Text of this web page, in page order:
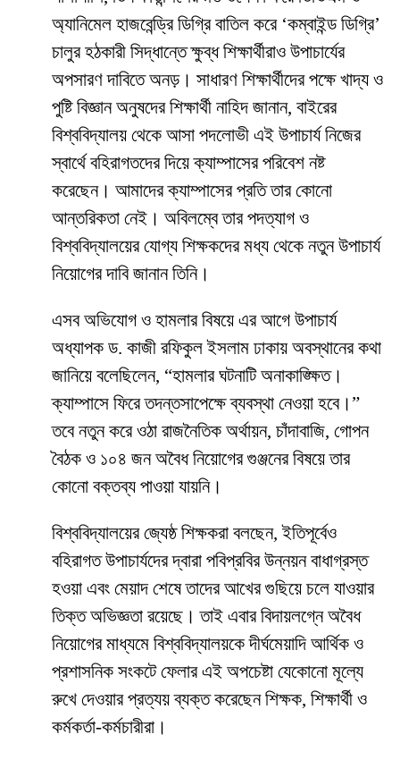
অ্যানিমেল হাজবেন্ড্রি ডিগ্রি বাতিল করে ‘কম্বাইন্ড ডিগ্রি’
চালুর হঠকারী সিদ্ধান্তে ক্ষুব্ধ শিক্ষার্থীরাও উপাচার্যের
অপসারণ দাবিতে অনড়। সাধারণ শিক্ষার্থীদের পক্ষে খাদ্য ও
পুষ্টি বিজ্ঞান অনুষদের শিক্ষার্থী নাহিদ জানান, বাইরের
বিশ্ববিদ্যালয় থেকে আসা পদলোভী এই উপাচার্য নিজের
স্বার্থে বহিরাগতদের দিয়ে ক্যাম্পাসের পরিবেশ নষ্ট
করেছেন। আমাদের ক্যাম্পাসের প্রতি তার কোনো
আন্তরিকতা নেই। অবিলম্বে তার পদত্যাগ ও
বিশ্ববিদ্যালয়ের যোগ্য শিক্ষকদের মধ্য থেকে নতুন উপাচার্য
নিয়োগের দাবি জানান তিনি।
​এসব অভিযোগ ও হামলার বিষয়ে এর আগে উপাচার্য
অধ্যাপক ড. কাজী রফিকুল ইসলাম ঢাকায় অবস্থানের কথা
জানিয়ে বলেছিলেন, “হামলার ঘটনাটি অনাকাঙ্ক্ষিত।
ক্যাম্পাসে ফিরে তদন্তসাপেক্ষে ব্যবস্থা নেওয়া হবে।”
তবে নতুন করে ওঠা রাজনৈতিক অর্থায়ন, চাঁদাবাজি, গোপন
বৈঠক ও ১০৪ জন অবৈধ নিয়োগের গুঞ্জনের বিষয়ে তার
কোনো বক্তব্য পাওয়া যায়নি।
​বিশ্ববিদ্যালয়ের জ্যেষ্ঠ শিক্ষকরা বলছেন, ইতিপূর্বেও
বহিরাগত উপাচার্যদের দ্বারা পবিপ্রবির উন্নয়ন বাধাগ্রস্ত
হওয়া এবং মেয়াদ শেষে তাদের আখের গুছিয়ে চলে যাওয়ার
তিক্ত অভিজ্ঞতা রয়েছে। তাই এবার বিদায়লগ্নে অবৈধ
নিয়োগের মাধ্যমে বিশ্ববিদ্যালয়কে দীর্ঘমেয়াদি আর্থিক ও
প্রশাসনিক সংকটে ফেলার এই অপচেষ্টা যেকোনো মূল্যে
রুখে দেওয়ার প্রত্যয় ব্যক্ত করেছেন শিক্ষক, শিক্ষার্থী ও
কর্মকর্তা-কর্মচারীরা।